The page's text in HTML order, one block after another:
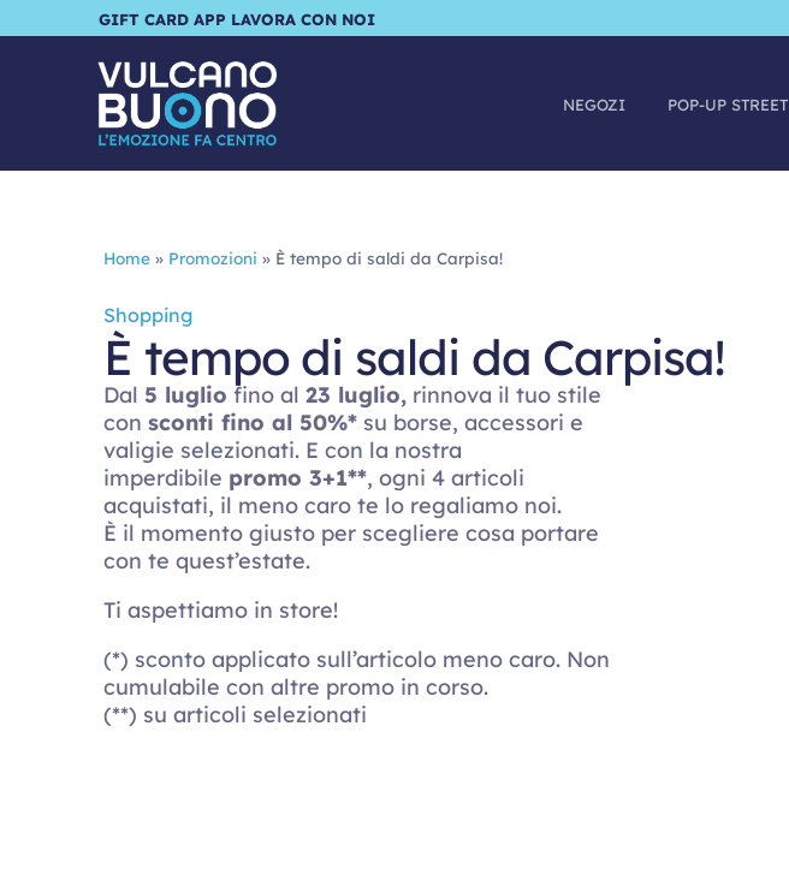
GIFT CARD APP LAVORA CON NOI
NEGOZI POP-UP STREET
Home » Promozioni » È tempo di saldi da Carpisa!
Shopping
È tempo di saldi da Carpisa!
Dal 5 luglio fino al23 luglio, rinnova il tuo stile
consconti fino al 50%* su borse, accessori e
valigie selezionati. E con la nostra
imperdibile promo 3+1**, ogni 4 articoli
acquistati, il meno caro te lo regaliamo noi.
È il momento giusto per scegliere cosa portare
con te quest’estate.
Ti aspettiamo in store!
(*) sconto applicato sull’articolo meno caro. Non
cumulabile con altre promo in corso.
(**) su articoli selezionati